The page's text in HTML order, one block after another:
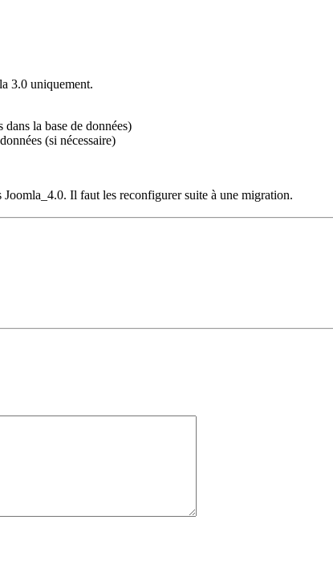
3.0 uniquement.
la base de données)
(si nécessaire)
Il faut les reconfigurer suite à une migration.